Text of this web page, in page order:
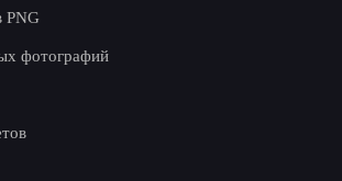
PNG
фотографий